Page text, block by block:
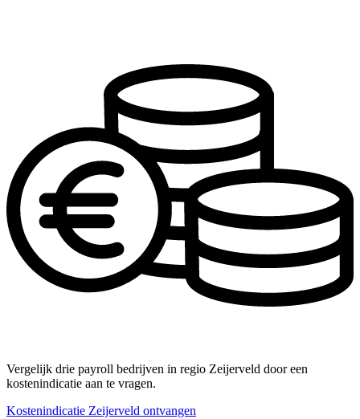
Vergelijk drie payroll bedrijven in regio Zeijerveld door een
kostenindicatie aan te vragen.
Kostenindicatie Zeijerveld ontvangen